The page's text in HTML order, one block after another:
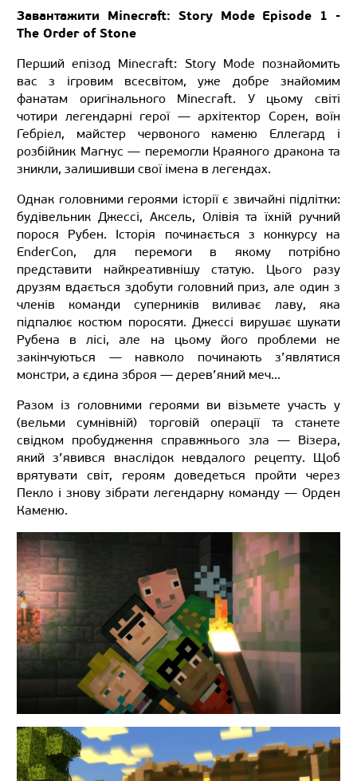
Завантажити Minecraft: Story Mode Episode 1 -
The Order of Stone
Перший епізод Minecraft: Story Mode познайомить
вас з ігровим всесвітом, уже добре знайомим
фанатам оригінального Minecraft. У цьому світі
чотири легендарні герої — архітектор Сорен, воїн
Гебріел, майстер червоного каменю Еллегард і
розбійник Магнус — перемогли Краяного дракона та
зникли, залишивши свої імена в легендах.
Однак головними героями історії є звичайні підлітки:
будівельник Джессі, Аксель, Олівія та їхній ручний
порося Рубен. Історія починається з конкурсу на
EnderCon, для перемоги в якому потрібно
представити найкреативнішу статую. Цього разу
друзям вдається здобути головний приз, але один з
членів команди суперників виливає лаву, яка
підпалює костюм поросяти. Джессі вирушає шукати
Рубена в лісі, але на цьому його проблеми не
закінчуються — навколо починають з’являтися
монстри, а єдина зброя — дерев’яний меч...
Разом із головними героями ви візьмете участь у
(вельми сумнівній) торговій операції та станете
свідком пробудження справжнього зла — Візера,
який з’явився внаслідок невдалого рецепту. Щоб
врятувати світ, героям доведеться пройти через
Пекло і знову зібрати легендарну команду — Орден
Каменю.